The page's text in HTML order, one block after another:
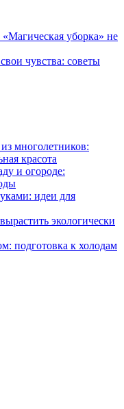
уборка» не
чувства: советы
многолетников:
красота
и огороде:
идеи для
экологически
подготовка к холодам